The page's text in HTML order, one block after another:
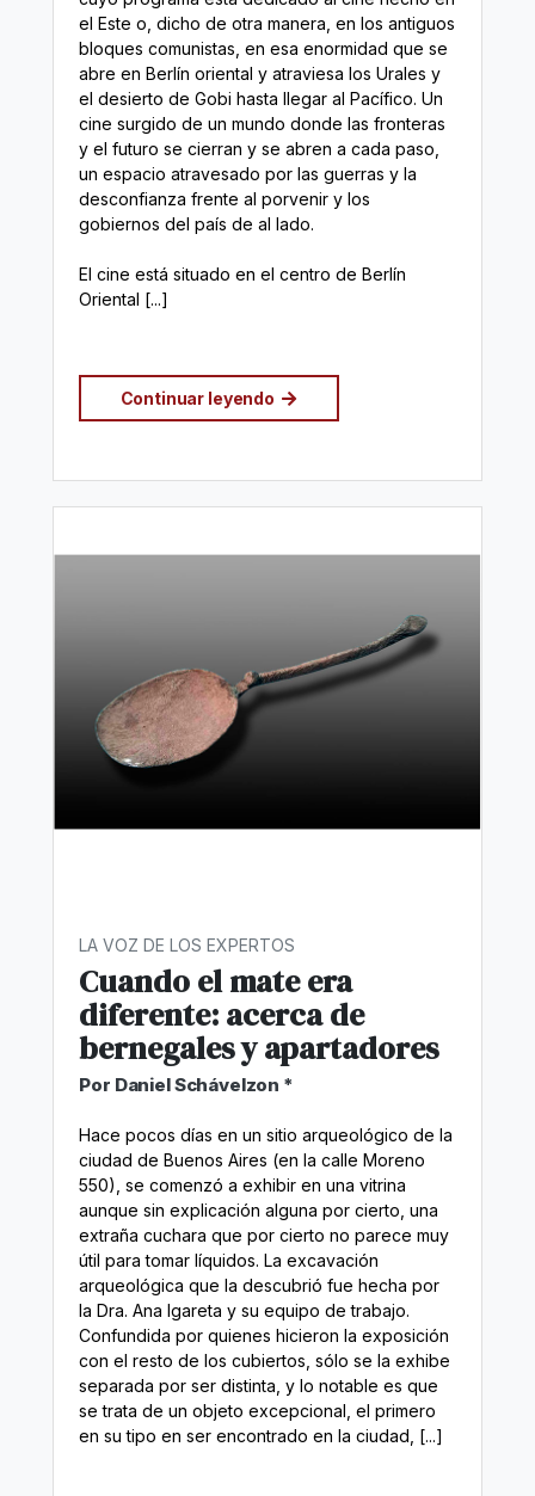
el Este o, dicho de otra manera, en los antiguos
bloques comunistas, en esa enormidad que se
abre en Berlín oriental y atraviesa los Urales y
el desierto de Gobi hasta llegar al Pacífico. Un
cine surgido de un mundo donde las fronteras
y el futuro se cierran y se abren a cada paso,
un espacio atravesado por las guerras y la
desconfianza frente al porvenir y los
gobiernos del país de al lado.
El cine está situado en el centro de Berlín
Oriental [...]
Continuar leyendo
LA VOZ DE LOS EXPERTOS
Cuando el mate era
diferente: acerca de
bernegales y apartadores
Por Daniel Schávelzon *
Hace pocos días en un sitio arqueológico de la
ciudad de Buenos Aires (en la calle Moreno
550), se comenzó a exhibir en una vitrina
aunque sin explicación alguna por cierto, una
extraña cuchara que por cierto no parece muy
útil para tomar líquidos. La excavación
arqueológica que la descubrió fue hecha por
la Dra. Ana Igareta y su equipo de trabajo.
Confundida por quienes hicieron la exposición
con el resto de los cubiertos, sólo se la exhibe
separada por ser distinta, y lo notable es que
se trata de un objeto excepcional, el primero
en su tipo en ser encontrado en la ciudad, [...]